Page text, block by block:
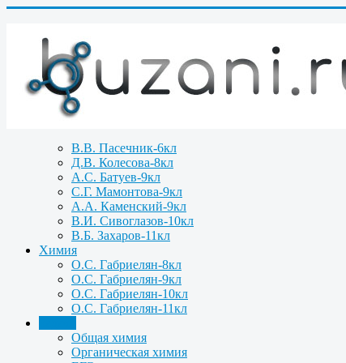
В.В. Пасечник-6кл
Д.В. Колесова-8кл
А.С. Батуев-9кл
С.Г. Мамонтова-9кл
А.А. Каменский-9кл
В.И. Сивоглазов-10кл
В.Б. Захаров-11кл
Химия
О.С. Габриелян-8кл
О.С. Габриелян-9кл
О.С. Габриелян-10кл
О.С. Габриелян-11кл
Общая химия
Органическая химия